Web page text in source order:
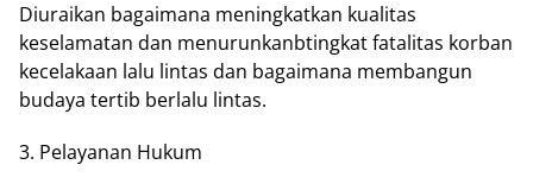
Diuraikan bagaimana meningkatkan kualitas
keselamatan dan menurunkanbtingkat fatalitas korban
kecelakaan lalu lintas dan bagaimana membangun
budaya tertib berlalu lintas.
3. Pelayanan Hukum